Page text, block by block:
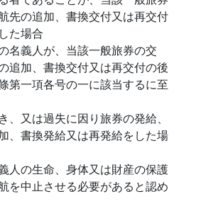
先の追加、書換交付又は再交付
た場合
名義人が、当該一般旅券の交
追加、書換交付又は再交付の後
第一項各号の一に該当するに至
、又は過失に因り旅券の発給、
、書換発給又は再発給をした場
人の生命、身体又は財産の保護
を中止させる必要があると認め